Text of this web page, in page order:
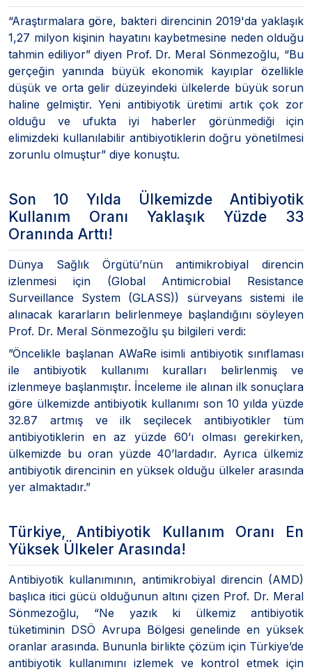
“Araştırmalara göre, bakteri direncinin 2019'da yaklaşık
1,27 milyon kişinin hayatını kaybetmesine neden olduğu
tahmin ediliyor” diyen Prof. Dr. Meral Sönmezoğlu, “Bu
gerçeğin yanında büyük ekonomik kayıplar özellikle
düşük ve orta gelir düzeyindeki ülkelerde büyük sorun
haline gelmiştir. Yeni antibiyotik üretimi artık çok zor
olduğu ve ufukta iyi haberler görünmediği için
elimizdeki kullanılabilir antibiyotiklerin doğru yönetilmesi
zorunlu olmuştur” diye konuştu.
Son 10 Yılda Ülkemizde Antibiyotik
Kullanım Oranı Yaklaşık Yüzde 33
Oranında Arttı!
Dünya Sağlık Örgütü’nün antimikrobiyal direncin
izlenmesi için (Global Antimicrobial Resistance
Surveillance System (GLASS)) sürveyans sistemi ile
alınacak kararların belirlenmeye başlandığını söyleyen
Prof. Dr. Meral Sönmezoğlu şu bilgileri verdi:
”Öncelikle başlanan AWaRe isimli antibiyotik sınıflaması
ile antibiyotik kullanımı kuralları belirlenmiş ve
izlenmeye başlanmıştır. İnceleme ile alınan ilk sonuçlara
göre ülkemizde antibiyotik kullanımı son 10 yılda yüzde
32.87 artmış ve ilk seçilecek antibiyotikler tüm
antibiyotiklerin en az yüzde 60’ı olması gerekirken,
ülkemizde bu oran yüzde 40’lardadır. Ayrıca ülkemiz
antibiyotik direncinin en yüksek olduğu ülkeler arasında
yer almaktadır.”
Türkiye, Antibiyotik Kullanım Oranı En
Yüksek Ülkeler Arasında!
Antibiyotik kullanımının, antimikrobiyal direncin (AMD)
başlıca itici gücü olduğunun altını çizen Prof. Dr. Meral
Sönmezoğlu, “Ne yazık ki ülkemiz antibiyotik
tüketiminin DSÖ Avrupa Bölgesi genelinde en yüksek
oranlar arasında. Bununla birlikte çözüm için Türkiye’de
antibiyotik kullanımını izlemek ve kontrol etmek için